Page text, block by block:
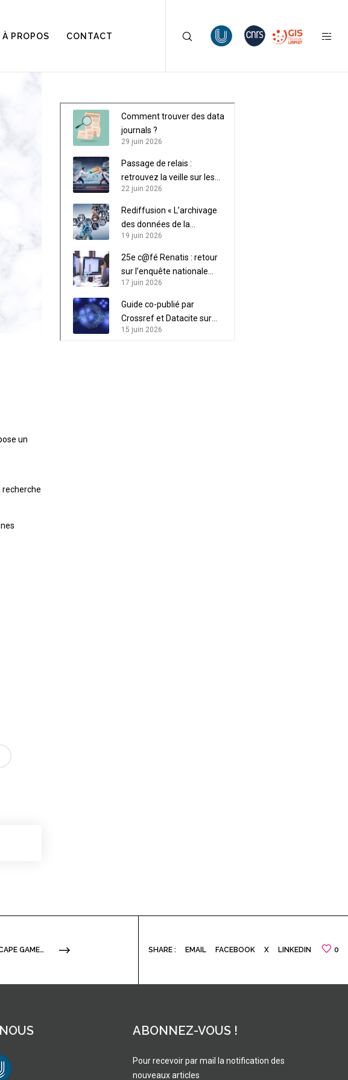
À PROPOS CONTACT
un
recherche
Comment trouver des data
journals ?
29 juin 2026
Passage de relais :
retrouvez la veille sur les
données de recherche sur
LaLIST
22 juin 2026
Rediffusion « L’archivage
des données de la
recherche »
19 juin 2026
25e c@fé Renatis : retour
sur l’enquête nationale
“Acteurs de l’IST”
17 juin 2026
Guide co-publié par
Crossref et Datacite sur
l’intérêt des métadonnées
15 juin 2026
DATA CURATOR : UN ESCAPE GAME PÉDAGOGIQUE SUR LA GESTION ET L’OUVERTURE DES DONNÉES DE LA RECHERCHE SHARE : EMAIL FACEBOOK X LINKEDIN 0
ABONNEZ-VOUS !
Pour recevoir par mail la notification des
nouveaux articles